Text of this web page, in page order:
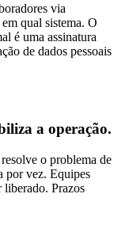
via
qual sistema. O
é uma assinatura
de dados pessoais
a operação.
o problema de
por vez. Equipes
liberado. Prazos